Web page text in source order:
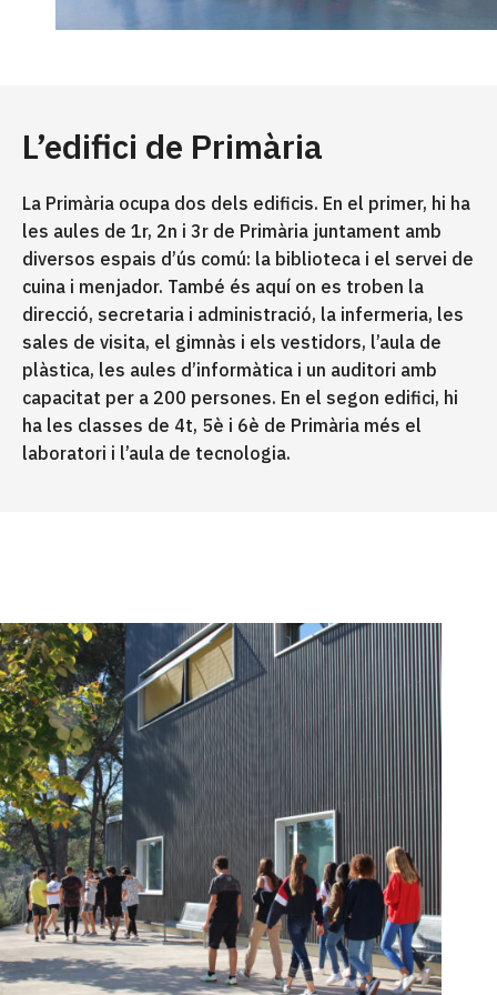
L’edifici de Primària
La Primària ocupa dos dels edificis. En el primer, hi ha
les aules de 1r, 2n i 3r de Primària juntament amb
diversos espais d’ús comú: la biblioteca i el servei de
cuina i menjador. També és aquí on es troben la
direcció, secretaria i administració, la infermeria, les
sales de visita, el gimnàs i els vestidors, l’aula de
plàstica, les aules d’informàtica i un auditori amb
capacitat per a 200 persones. En el segon edifici, hi
ha les classes de 4t, 5è i 6è de Primària més el
laboratori i l’aula de tecnologia.